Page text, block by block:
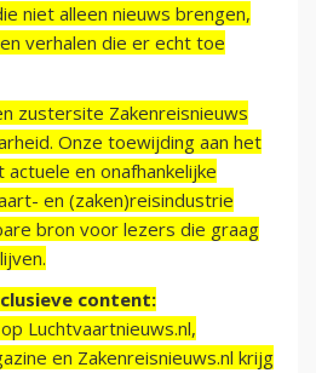
niet alleen nieuws brengen,
verhalen die er echt toe
zustersite Zakenreisnieuws
Onze toewijding aan het
en onafhankelijke
en (zaken)reisindustrie
bron voor lezers die graag
content:
Luchtvaartnieuws.nl,
en Zakenreisnieuws.nl krijg